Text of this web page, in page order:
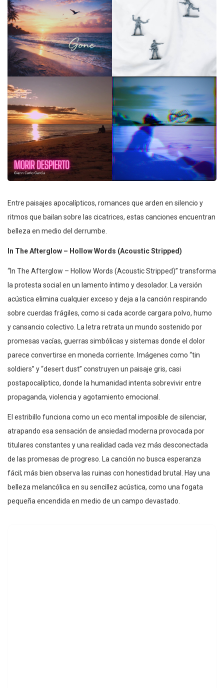
Entre paisajes apocalípticos, romances que arden en silencio y
ritmos que bailan sobre las cicatrices, estas canciones encuentran
belleza en medio del derrumbe.
In The Afterglow – Hollow Words (Acoustic Stripped)
“In The Afterglow – Hollow Words (Acoustic Stripped)” transforma
la protesta social en un lamento íntimo y desolador. La versión
acústica elimina cualquier exceso y deja a la canción respirando
sobre cuerdas frágiles, como si cada acorde cargara polvo, humo
y cansancio colectivo. La letra retrata un mundo sostenido por
promesas vacías, guerras simbólicas y sistemas donde el dolor
parece convertirse en moneda corriente. Imágenes como “tin
soldiers” y “desert dust” construyen un paisaje gris, casi
postapocalíptico, donde la humanidad intenta sobrevivir entre
propaganda, violencia y agotamiento emocional.
El estribillo funciona como un eco mental imposible de silenciar,
atrapando esa sensación de ansiedad moderna provocada por
titulares constantes y una realidad cada vez más desconectada
de las promesas de progreso. La canción no busca esperanza
fácil; más bien observa las ruinas con honestidad brutal. Hay una
belleza melancólica en su sencillez acústica, como una fogata
pequeña encendida en medio de un campo devastado.